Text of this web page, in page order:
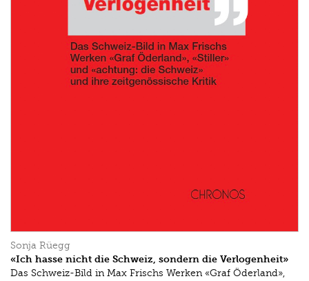
Sonja Rüegg
«Ich hasse nicht die Schweiz, sondern die Verlogenheit»
Das Schweiz-Bild in Max Frischs Werken «Graf Öderland»,